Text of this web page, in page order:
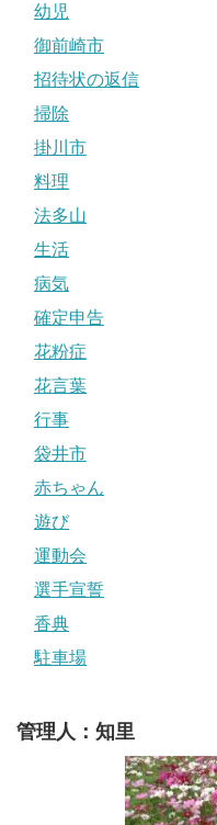
幼児
御前崎市
招待状の返信
掃除
掛川市
料理
法多山
生活
病気
確定申告
花粉症
花言葉
行事
袋井市
赤ちゃん
遊び
運動会
選手宣誓
香典
駐車場
管理人：知里